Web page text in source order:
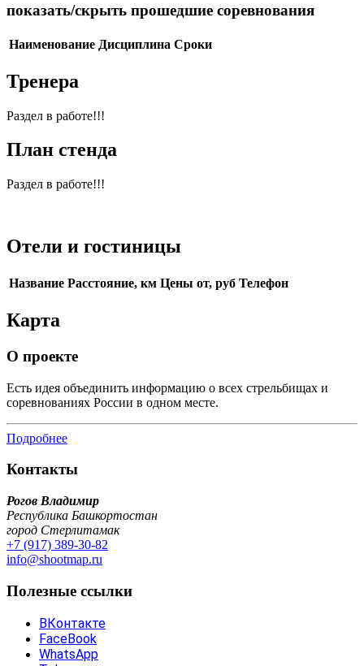
показать/скрыть прошедшие соревнования
Наименование Дисциплина Сроки
Тренера
Раздел в работе!!!
План стенда
Раздел в работе!!!
Отели и гостиницы
Название Расстояние, км Цены от, руб Телефон
Карта
О проекте
Есть идея объединить информацию о всех стрельбищах и
соревнованиях России в одном месте.
Подробнее
Контакты
Рогов Владимир
Республика Башкортостан
город Стерлитамак
+7 (917) 389-30-82
info@shootmap.ru
Полезные ссылки
ВКонтакте
FaceBook
WhatsApp